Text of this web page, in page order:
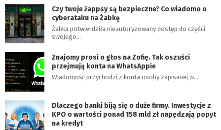
Czy twoje żappsy są bezpieczne? Co wiadomo o
cyberataku na Żabkę
Żabka potwierdziła nieautoryzowany dostęp do części
swojego…
Znajomy prosi o głos na Zofię. Tak oszuści
przejmują konta na WhatsAppie
Wiadomość przychodzi z konta osoby zapisanej w…
Dlaczego banki biją się o duże firmy. Inwestycje z
KPO o wartości ponad 158 mld zł napędzają popyt
na kredyt